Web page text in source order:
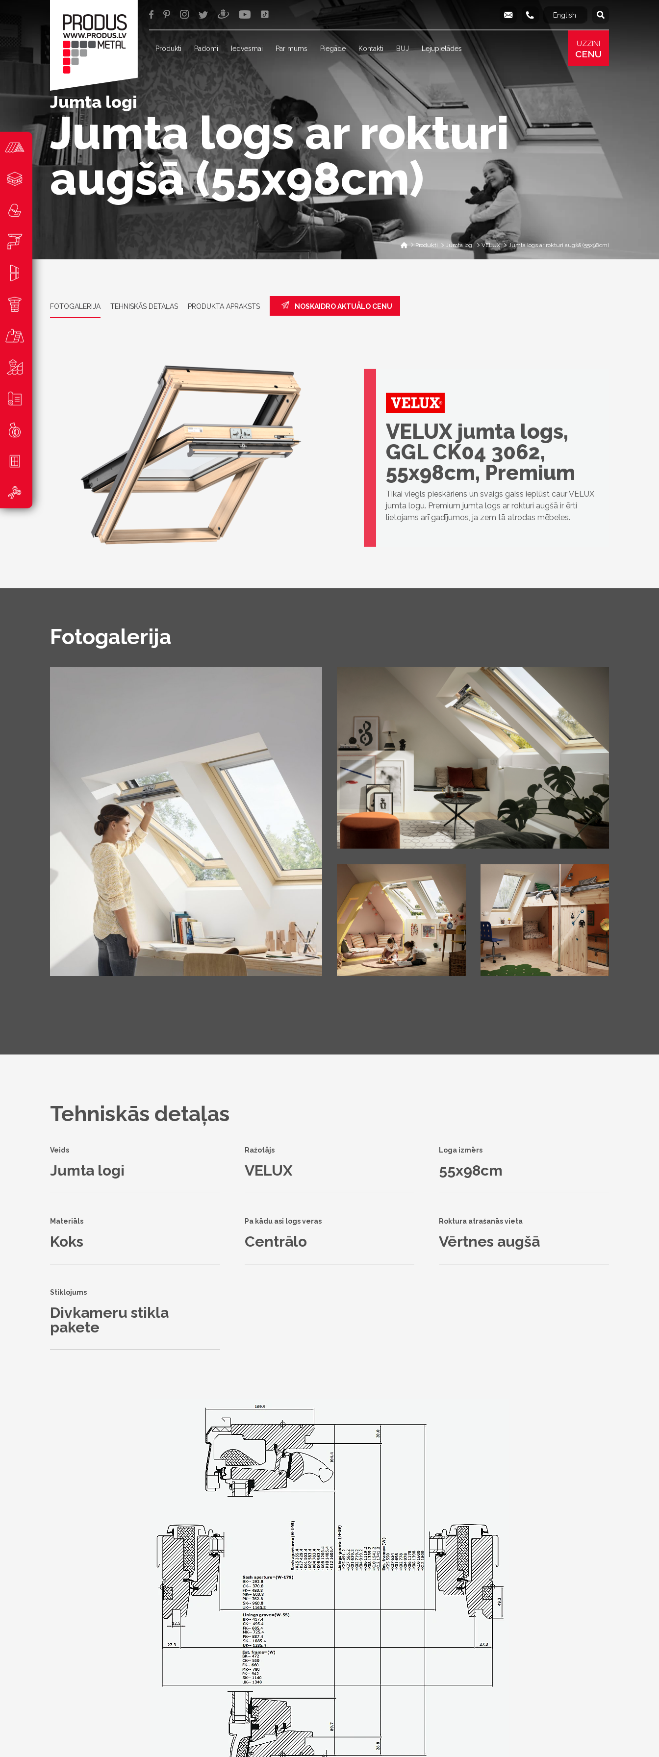
info@produs.lv
277 03 577 277 68 177
English Русский
Produkti Padomi Iedvesmai Par mums Piegāde Kontakti BUJ Lejupielādes
UZZINI
CENU
Jumta logi
Jumta logs ar rokturi
augšā (55x98cm)
Produkti Jumta logi VELUX Jumta logs ar rokturi augšā (55x98cm)
FOTOGALERIJA TEHNISKĀS DETAĻAS PRODUKTA APRAKSTS NOSKAIDRO AKTUĀLO CENU
VELUX jumta logs,
GGL CK04 3062,
55x98cm, Premium
Tikai viegls pieskāriens un svaigs gaiss ieplūst caur VELUX
jumta logu. Premium jumta logs ar rokturi augšā ir ērti
lietojams arī gadījumos, ja zem tā atrodas mēbeles.
Fotogalerija
Tehniskās detaļas
Veids
Jumta logi
Ražotājs
VELUX
Loga izmērs
55x98cm
Materiāls
Koks
Pa kādu asi logs veras
Centrālo
Roktura atrašanās vieta
Vērtnes augšā
Stiklojums
Divkameru stikla
pakete